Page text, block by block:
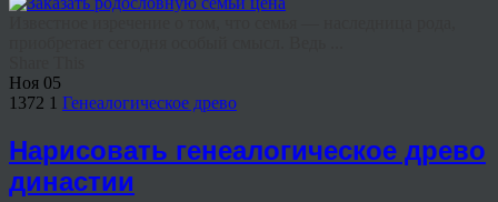
Ноя 05
1372 1 Генеалогическое древо
Нарисовать генеалогическое древо
династии